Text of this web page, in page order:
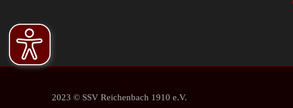
2023 © SSV Reichenbach 1910 e.V.